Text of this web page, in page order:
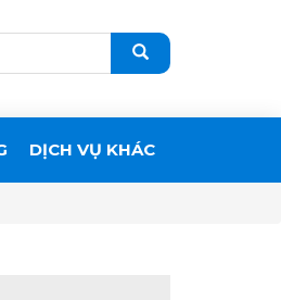
DỊCH VỤ KHÁC